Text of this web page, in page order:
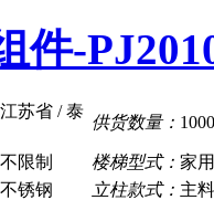
件-
江苏省 / 泰
供货数量： 1000
不限制 楼梯型式： 家
不锈钢 立柱款式： 主